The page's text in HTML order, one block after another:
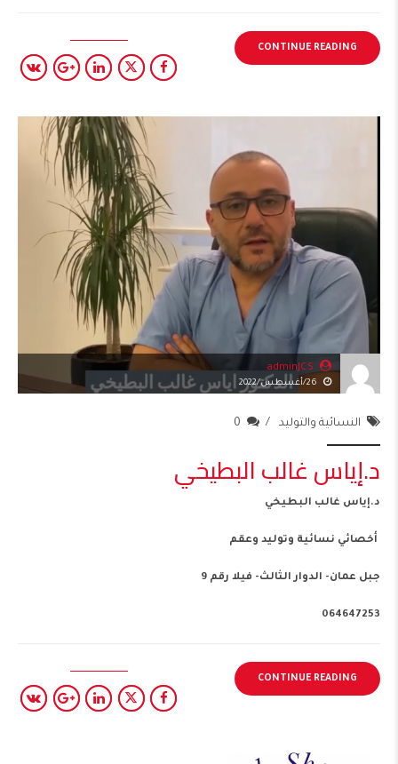
CONTINUE READING
adminJCS
26/أغسطس/2022
النسائية والتوليد 0
د.إياس غالب البطيخي
د.إياس غالب البطيخي
أخصائي نسائية وتوليد وعقم
جبل عمان- الدوار الثالث- فيلا رقم 9
064647253
CONTINUE READING